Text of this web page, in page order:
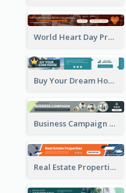
World Heart Day Promote Banner Ad
Buy Your Dream House Banner Ad
Business Campaign Banner Ad
Real Estate Properties Banner Ad